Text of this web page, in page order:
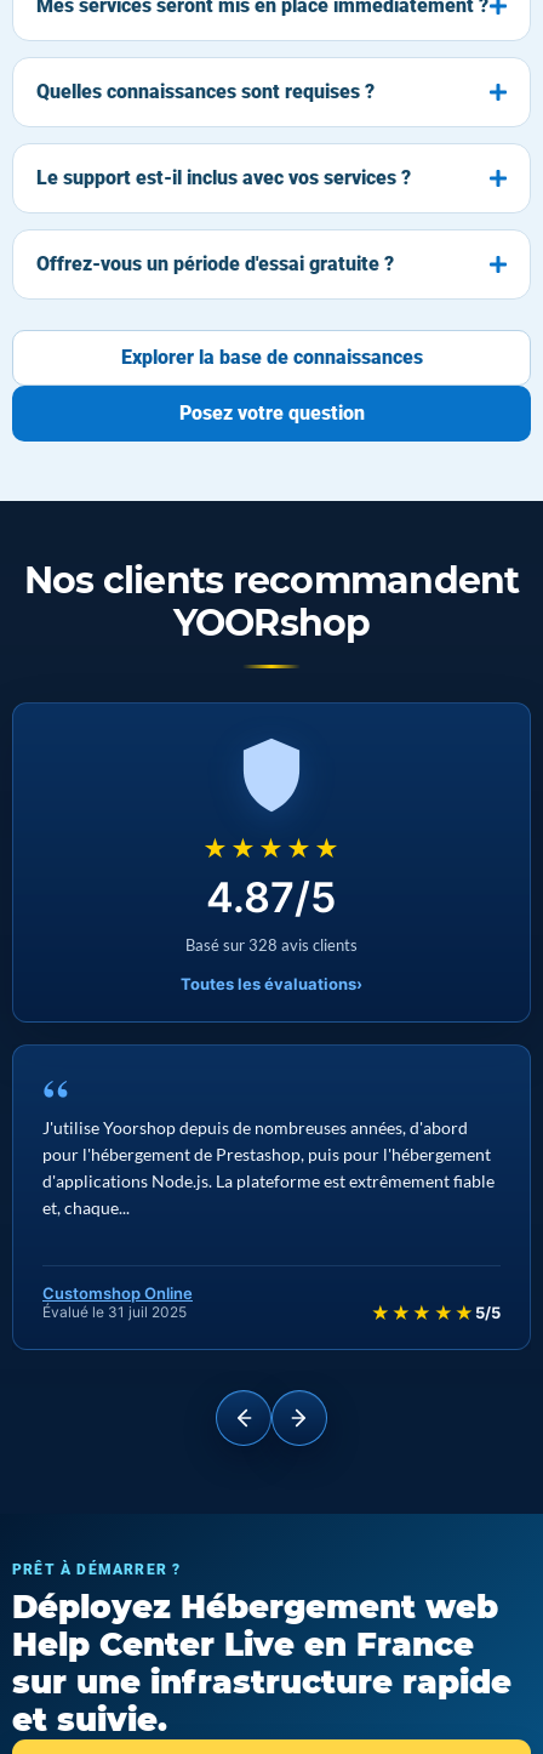
Mes services seront mis en place immédiatement ?
Quelles connaissances sont requises ?
Le support est-il inclus avec vos services ?
Offrez-vous un période d'essai gratuite ?
Explorer la base de connaissances
Posez votre question
Nos clients recommandent
YOORshop
★★★★★
4.87/5
Basé sur 328 avis clients
Toutes les évaluations›
“
J'utilise Yoorshop depuis de nombreuses années, d'abord
pour l'hébergement de Prestashop, puis pour l'hébergement
d'applications Node.js. La plateforme est extrêmement fiable
et, chaque...
Customshop Online
Évalué le 31 juil 2025 ★★★★★ 5/5
PRÊT À DÉMARRER ?
Déployez Hébergement web
Help Center Live en France
sur une infrastructure rapide
et suivie.